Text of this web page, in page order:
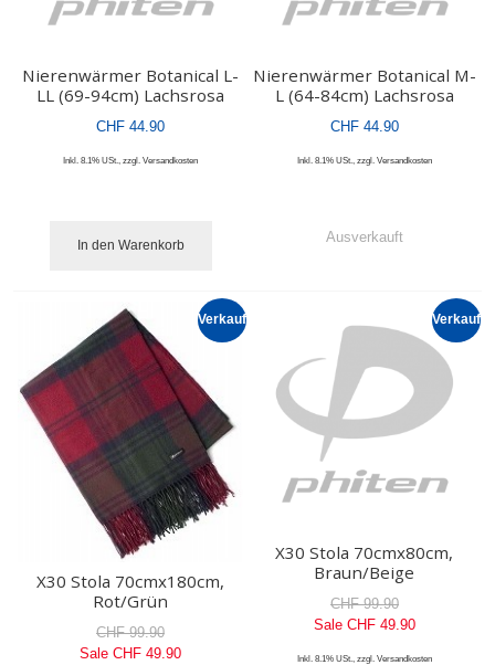
Nierenwärmer Botanical L-
LL (69-94cm) Lachsrosa
CHF 44.90
Inkl. 8.1% USt. zzgl. Versandkosten
In den Warenkorb
Nierenwärmer Botanical M-
L (64-84cm) Lachsrosa
CHF 44.90
Inkl. 8.1% USt. zzgl. Versandkosten
Ausverkauft
Verkauf
X30 Stola 70cmx180cm,
Rot/Grün
CHF 99.90
Sale CHF 49.90
Verkauf
X30 Stola 70cmx80cm,
Braun/Beige
CHF 99.90
Sale CHF 49.90
Inkl. 8.1% USt. zzgl. Versandkosten